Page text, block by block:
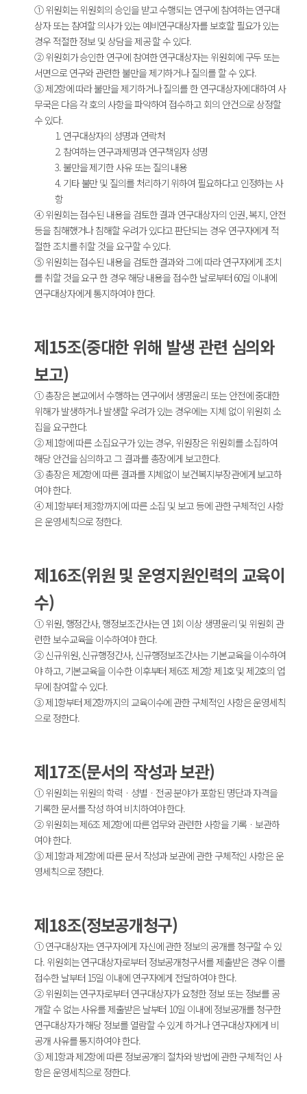
① 위원회는 위원회의 승인을 받고 수행되는 연구에 참여하는 연구대
상자 또는 참여할 의사가 있는 예비연구대상자를 보호할 필요가 있는
경우 적절한 정보 및 상담을 제공 할 수 있다.
② 위원회가 승인한 연구에 참여한 연구대상자는 위원회에 구두 또는
서면으로 연구와 관련한 불만을 제기하거나 질의를 할 수 있다.
③ 제2항에 따라 불만을 제기하거나 질의를 한 연구대상자에 대하여 사
무국은 다음 각 호의 사항을 파악하여 접수하고 회의 안건으로 상정할
수 있다.
1. 연구대상자의 성명과 연락처
2. 참여하는 연구과제명과 연구책임자 성명
3. 불만을 제기한 사유 또는 질의 내용
4. 기타 불만 및 질의를 처리하기 위하여 필요하다고 인정하는 사
항
④ 위원회는 접수된 내용을 검토한 결과 연구대상자의 인권, 복지, 안전
등을 침해했거나 침해할 우려가 있다고 판단되는 경우 연구자에게 적
절한 조치를 취할 것을 요구할 수 있다.
⑤ 위원회는 접수된 내용을 검토한 결과와 그에 따라 연구자에게 조치
를 취할 것을 요구 한 경우 해당 내용을 접수한 날로부터 60일 이내에
연구대상자에게 통지하여야 한다.
제15조(중대한 위해 발생 관련 심의와
보고)
① 총장은 본교에서 수행하는 연구에서 생명윤리 또는 안전에 중대한
위해가 발생하거나 발생할 우려가 있는 경우에는 지체 없이 위원회 소
집을 요구한다.
② 제1항에 따른 소집요구가 있는 경우, 위원장은 위원회를 소집하여
해당 안건을 심의하고 그 결과를 총장에게 보고한다.
③ 총장은 제2항에 따른 결과를 지체없이 보건복지부장관에게 보고하
여야 한다.
④ 제1항부터 제3항까지에 따른 소집 및 보고 등에 관한 구체적인 사항
은 운영세칙으로 정한다.
제16조(위원 및 운영지원인력의 교육이
수)
① 위원, 행정간사, 행정보조간사는 연 1회 이상 생명윤리 및 위원회 관
련한 보수교육을 이수하여야 한다.
② 신규위원, 신규행정간사, 신규행정보조간사는 기본교육을 이수하여
야 하고, 기본교육을 이수한 이후부터 제6조 제2항 제1호 및 제2호의 업
무에 참여할 수 있다.
③ 제1항부터 제2항까지의 교육이수에 관한 구체적인 사항은 운영세칙
으로 정한다.
제17조(문서의 작성과 보관)
① 위원회는 위원의 학력ㆍ성별ㆍ전공 분야가 포함된 명단과 자격을
기록한 문서를 작성 하여 비치하여야 한다.
② 위원회는 제6조 제2항에 따른 업무와 관련한 사항을 기록ㆍ보관하
여야 한다.
③ 제1항과 제2항에 따른 문서 작성과 보관에 관한 구체적인 사항은 운
영세칙으로 정한다.
제18조(정보공개청구)
① 연구대상자는 연구자에게 자신에 관한 정보의 공개를 청구할 수 있
다. 위원회는 연구대상자로부터 정보공개청구서를 제출받은 경우 이를
접수한 날부터 15일 이내에 연구자에게 전달하여야 한다.
② 위원회는 연구자로부터 연구대상자가 요청한 정보 또는 정보를 공
개할 수 없는 사유를 제출받은 날부터 10일 이내에 정보공개를 청구한
연구대상자가 해당 정보를 열람할 수 있게 하거나 연구대상자에게 비
공개 사유를 통지하여야 한다.
③ 제1항과 제2항에 따른 정보공개의 절차와 방법에 관한 구체적인 사
항은 운영세칙으로 정한다.